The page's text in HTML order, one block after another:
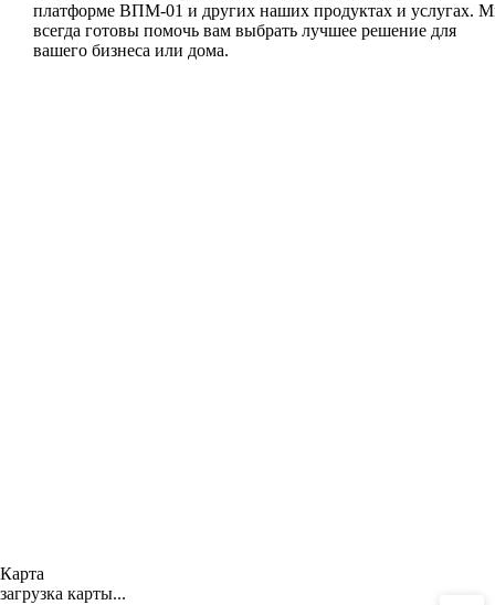
платформе ВПМ-01 и других наших продуктах и услугах.
всегда готовы помочь вам выбрать лучшее решение для
вашего бизнеса или дома.
Карта
загрузка карты...